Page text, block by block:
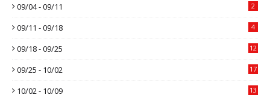
09/04 - 09/11 2
09/11 - 09/18 4
09/18 - 09/25 12
09/25 - 10/02 17
10/02 - 10/09 13